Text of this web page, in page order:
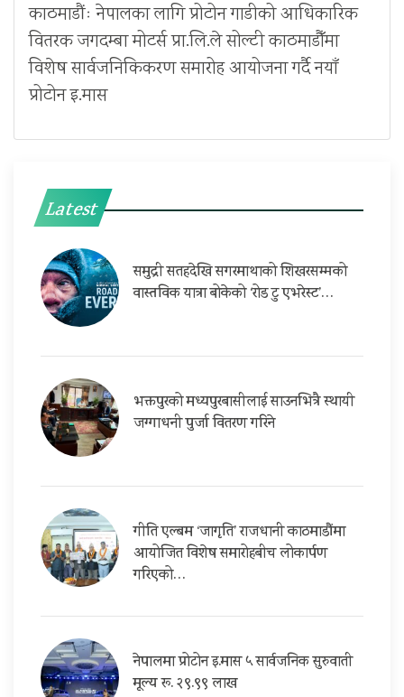
काठमाडौंः नेपालका लागि प्रोटोन गाडीको आधिकारिक
वितरक जगदम्बा मोटर्स प्रा.लि.ले सोल्टी काठमाडौँमा
विशेष सार्वजनिकिकरण समारोह आयोजना गर्दै नयाँ
प्रोटोन इ.मास
Latest
समुद्री सतहदेखि सगरमाथाको शिखरसम्मको
वास्तविक यात्रा बोकेको ‘रोड टु एभरेस्ट’…
भक्तपुरको मध्यपुरबासीलाई साउनभित्रै स्थायी
जग्गाधनी पुर्जा वितरण गरिने
गीति एल्बम ‘जागृति’ राजधानी काठमाडौंमा
आयोजित विशेष समारोहबीच लोकार्पण
गरिएको…
नेपालमा प्रोटोन इ.मास ५ सार्वजनिक सुरुवाती
मूल्य रू. २९.९९ लाख